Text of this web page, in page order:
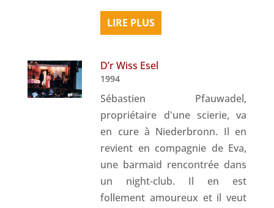
LIRE PLUS
D’r Wiss Esel
1994
Sébastien Pfauwadel,
propriétaire d'une scierie, va
en cure à Niederbronn. Il en
revient en compagnie de Eva,
une barmaid rencontrée dans
un night-club. Il en est
follement amoureux et il veut